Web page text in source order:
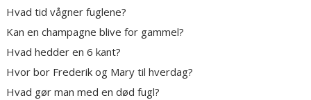
Hvad tid vågner fuglene?
Kan en champagne blive for gammel?
Hvad hedder en 6 kant?
Hvor bor Frederik og Mary til hverdag?
Hvad gør man med en død fugl?